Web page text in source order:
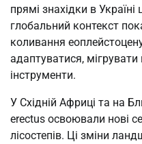
прямі знахідки в Україні
глобальний контекст
коливання
адаптуватися,
інструменти.
У Східній Африці та на
erectus освоювали нові
лісостепів. Ці зміни